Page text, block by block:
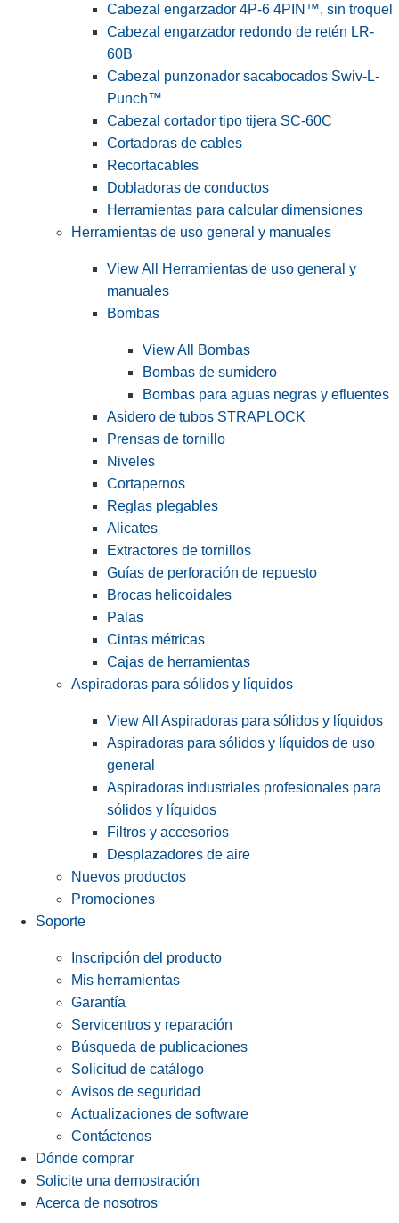
Cabezal engarzador 4P-6 4PIN™, sin troquel
Cabezal engarzador redondo de retén LR-
60B
Cabezal punzonador sacabocados Swiv-L-
Punch™
Cabezal cortador tipo tijera SC-60C
Cortadoras de cables
Recortacables
Dobladoras de conductos
Herramientas para calcular dimensiones
Herramientas de uso general y manuales
View All Herramientas de uso general y
manuales
Bombas
View All Bombas
Bombas de sumidero
Bombas para aguas negras y efluentes
Asidero de tubos STRAPLOCK
Prensas de tornillo
Niveles
Cortapernos
Reglas plegables
Alicates
Extractores de tornillos
Guías de perforación de repuesto
Brocas helicoidales
Palas
Cintas métricas
Cajas de herramientas
Aspiradoras para sólidos y líquidos
View All Aspiradoras para sólidos y líquidos
Aspiradoras para sólidos y líquidos de uso
general
Aspiradoras industriales profesionales para
sólidos y líquidos
Filtros y accesorios
Desplazadores de aire
Nuevos productos
Promociones
Soporte
Inscripción del producto
Mis herramientas
Garantía
Servicentros y reparación
Búsqueda de publicaciones
Solicitud de catálogo
Avisos de seguridad
Actualizaciones de software
Contáctenos
Dónde comprar
Solicite una demostración
Acerca de nosotros